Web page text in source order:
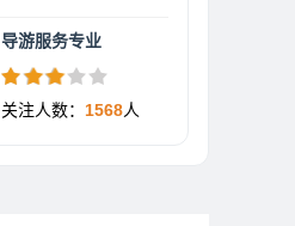
导游服务专业
关注人数： 1568人